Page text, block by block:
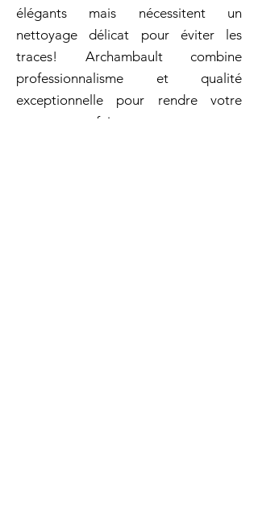
élégants mais nécessitent un
nettoyage délicat pour éviter les
traces! Archambault combine
professionnalisme et qualité
exceptionnelle pour rendre votre
espace parfaitement propre et